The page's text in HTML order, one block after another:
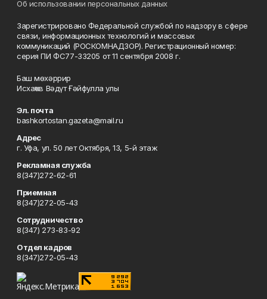
Об использовании персональных данных
Зарегистрировано Федеральной службой по надзору в сфере
связи, информационных технологий и массовых
коммуникаций (РОСКОМНАДЗОР). Регистрационный номер:
серия ПИ ФС77-33205 от 11 сентября 2008 г.
Баш мөхәррир
Исхаҡов Вәдүт Ғәйфулла улы
Эл. почта
bashkortostan.gazeta@mail.ru
Адрес
г. Уфа, ул. 50 лет Октября, 13, 5-й этаж
Рекламная служба
8(347)272-62-61
Приемная
8(347)272-05-43
Сотрудничество
8(347) 273-83-92
Отдел кадров
8(347)272-05-43